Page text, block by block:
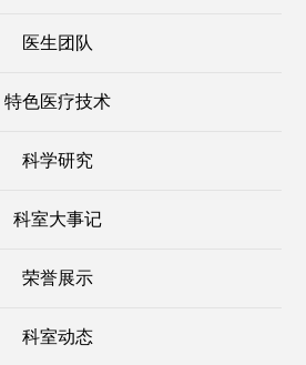
医生团队
特色医疗技术
科学研究
科室大事记
荣誉展示
科室动态